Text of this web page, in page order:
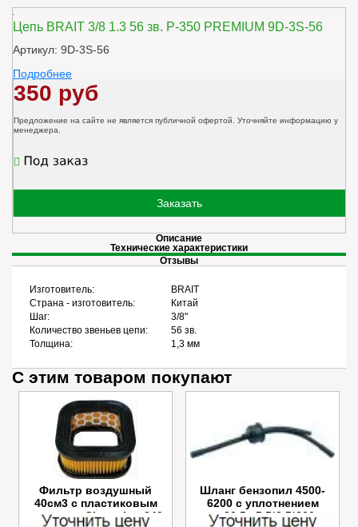
Цепь BRAIT 3/8 1.3 56 зв. Р-350 PREMIUM 9D-3S-56
Артикул: 9D-3S-56
Подробнее
350 руб
Предложение на сайте не является публичной офертой. Уточняйте информацию у
менеджера.
Заказать
Описание
Технические характеристики
Отзывы
Изготовитель:
BRAIT
Страна - изготовитель:
Китай
Шаг:
3/8"
Количество звеньев цепи:
56 зв.
Толщина:
1,3 мм
С этим товаром покупают
Фильтр воздушный
40см3 с пластиковым
картером Champion 240
Шланг бензопил 4500-
6200 с уплотнением
≈⌀20,5 ≈5.5*3.5*200